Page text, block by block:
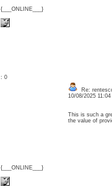
{___ONLINE___}
: 0
{___ONLINE___}
Re:
10/08/2025
This is such a
the value of